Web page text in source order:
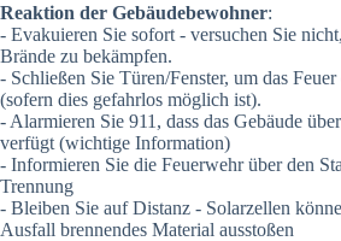
Reaktion der Gebäudebewohner:
- Evakuieren Sie sofort - versuchen Sie
Brände zu bekämpfen.
- Schließen Sie Türen/Fenster, um das
(sofern dies gefahrlos möglich ist).
- Alarmieren Sie 911, dass das Gebäude
verfügt (wichtige Information)
- Informieren Sie die Feuerwehr über den
Trennung
- Bleiben Sie auf Distanz - Solarzellen
Ausfall brennendes Material ausstoßen